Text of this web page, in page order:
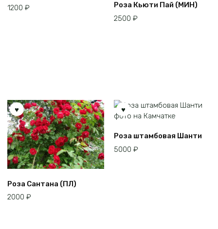
1200 ₽
Роза Кьюти Пай (МИН)
2500 ₽
Роза Сантана (ПЛ)
2000 ₽
Роза штамбовая Шанти
5000 ₽